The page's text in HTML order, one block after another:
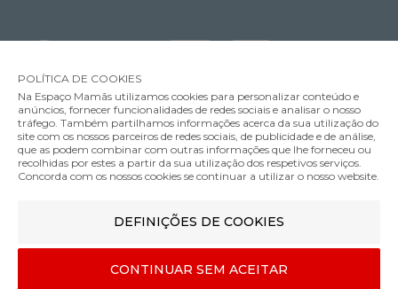
Capa de Colchão Impermeável Ecus Kids Soft
34.00€
MÉTODOS DE ENVIO
MÉTODOS DE PAGAMENTO
POLÍTICA DE COOKIES
Na Espaço Mamãs utilizamos cookies para personalizar conteúdo e
anúncios, fornecer funcionalidades de redes sociais e analisar o nosso
tráfego. Também partilhamos informações acerca da sua utilização do
site com os nossos parceiros de redes sociais, de publicidade e de análise,
que as podem combinar com outras informações que lhe forneceu ou
recolhidas por estes a partir da sua utilização dos respetivos serviços.
Concorda com os nossos cookies se continuar a utilizar o nosso website.
DEFINIÇÕES DE COOKIES
CONTINUAR SEM ACEITAR